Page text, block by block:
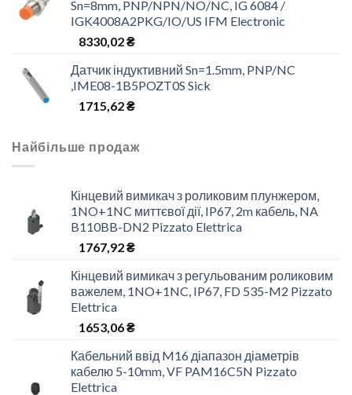
Sn=8mm, PNP/NPN/NO/NC, IG 6084 /
IGK4008A2PKG/IO/US IFM Electronic
8330,02₴
Датчик індуктивний Sn=1.5mm, PNP/NC
,IME08-1B5POZT0S Sick
1715,62₴
Найбільше продаж
Кінцевий вимикач з роликовим плунжером,
1NO+1NC миттєвої дії, IP67, 2m кабель, NA
B110BB-DN2 Pizzato Elettrica
1767,92₴
Кінцевий вимикач з регульованим роликовим
важелем, 1NO+1NC, IP67, FD 535-M2 Pizzato
Elettrica
1653,06₴
Кабельний ввід M16 діапазон діаметрів
кабелю 5-10mm, VF PAM16C5N Pizzato
Elettrica